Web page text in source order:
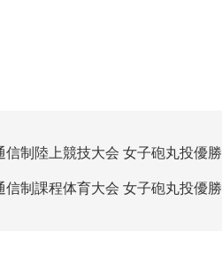
制陸上競技大会 女子砲丸投優勝
制課程体育大会 女子砲丸投優勝